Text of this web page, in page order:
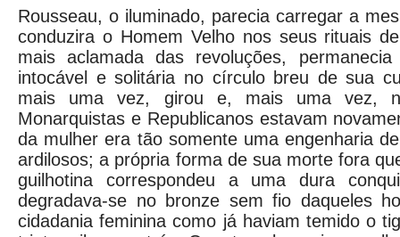
Rousseau, o iluminado, parecia carregar a
conduzira o Homem Velho nos seus rituais
mais aclamada das revoluções,
intocável e solitária no círculo breu de sua
mais uma vez, girou e, mais uma vez,
Monarquistas e Republicanos estavam
da mulher era tão somente uma engenharia
ardilosos; a própria forma de sua morte fora
guilhotina correspondeu a uma dura
degradava-se no bronze sem fio daqueles
cidadania feminina como já haviam temido o